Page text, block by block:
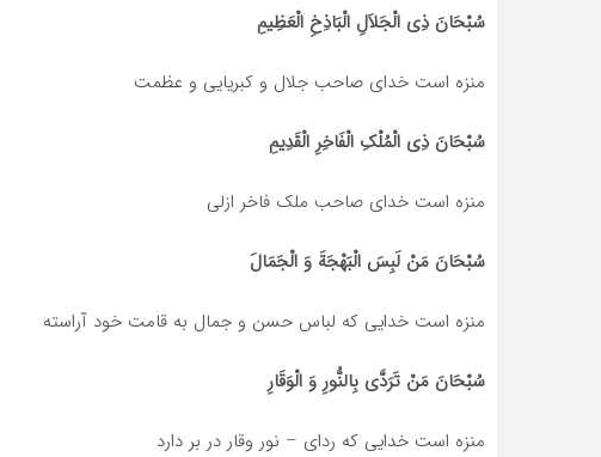
سُبْحَانَ ذِی الْجَلاَلِ الْبَاذِخِ الْعَظِیمِ‏
منزه است خدای صاحب جلال و کبریایی و عظمت
سُبْحَانَ ذِی الْمُلْکِ الْفَاخِرِ الْقَدِیمِ‏
منزه است خدای صاحب ملک فاخر ازلی
سُبْحَانَ مَنْ لَبِسَ الْبَهْجَةَ وَ الْجَمَالَ‏
منزه است خدایی که لباس حسن و جمال به قامت خود آراسته
سُبْحَانَ مَنْ تَرَدَّی بِالنُّورِ وَ الْوَقَارِ
منزه است خدایی که ردای – نور وقار در بر دارد